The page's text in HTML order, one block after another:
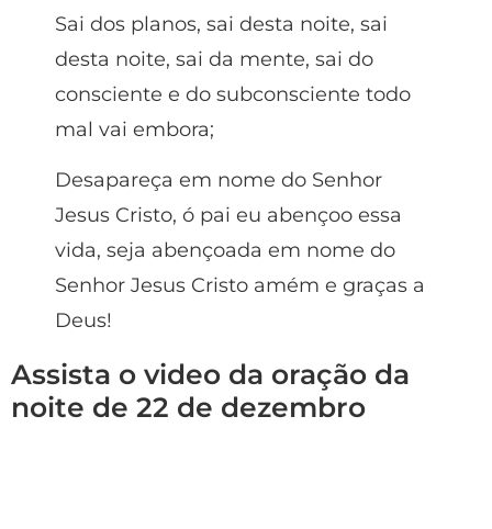
Sai dos planos, sai desta noite, sai
desta noite, sai da mente, sai do
consciente e do subconsciente todo
mal vai embora;
Desapareça em nome do Senhor
Jesus Cristo, ó pai eu abençoo essa
vida, seja abençoada em nome do
Senhor Jesus Cristo amém e graças a
Deus!
Assista o video da oração da
noite de 22 de dezembro